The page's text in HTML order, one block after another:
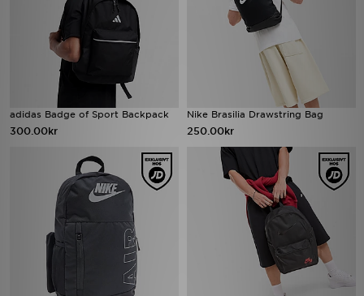
adidas Badge of Sport Backpack
300.00kr
Nike Brasilia Drawstring Bag
250.00kr